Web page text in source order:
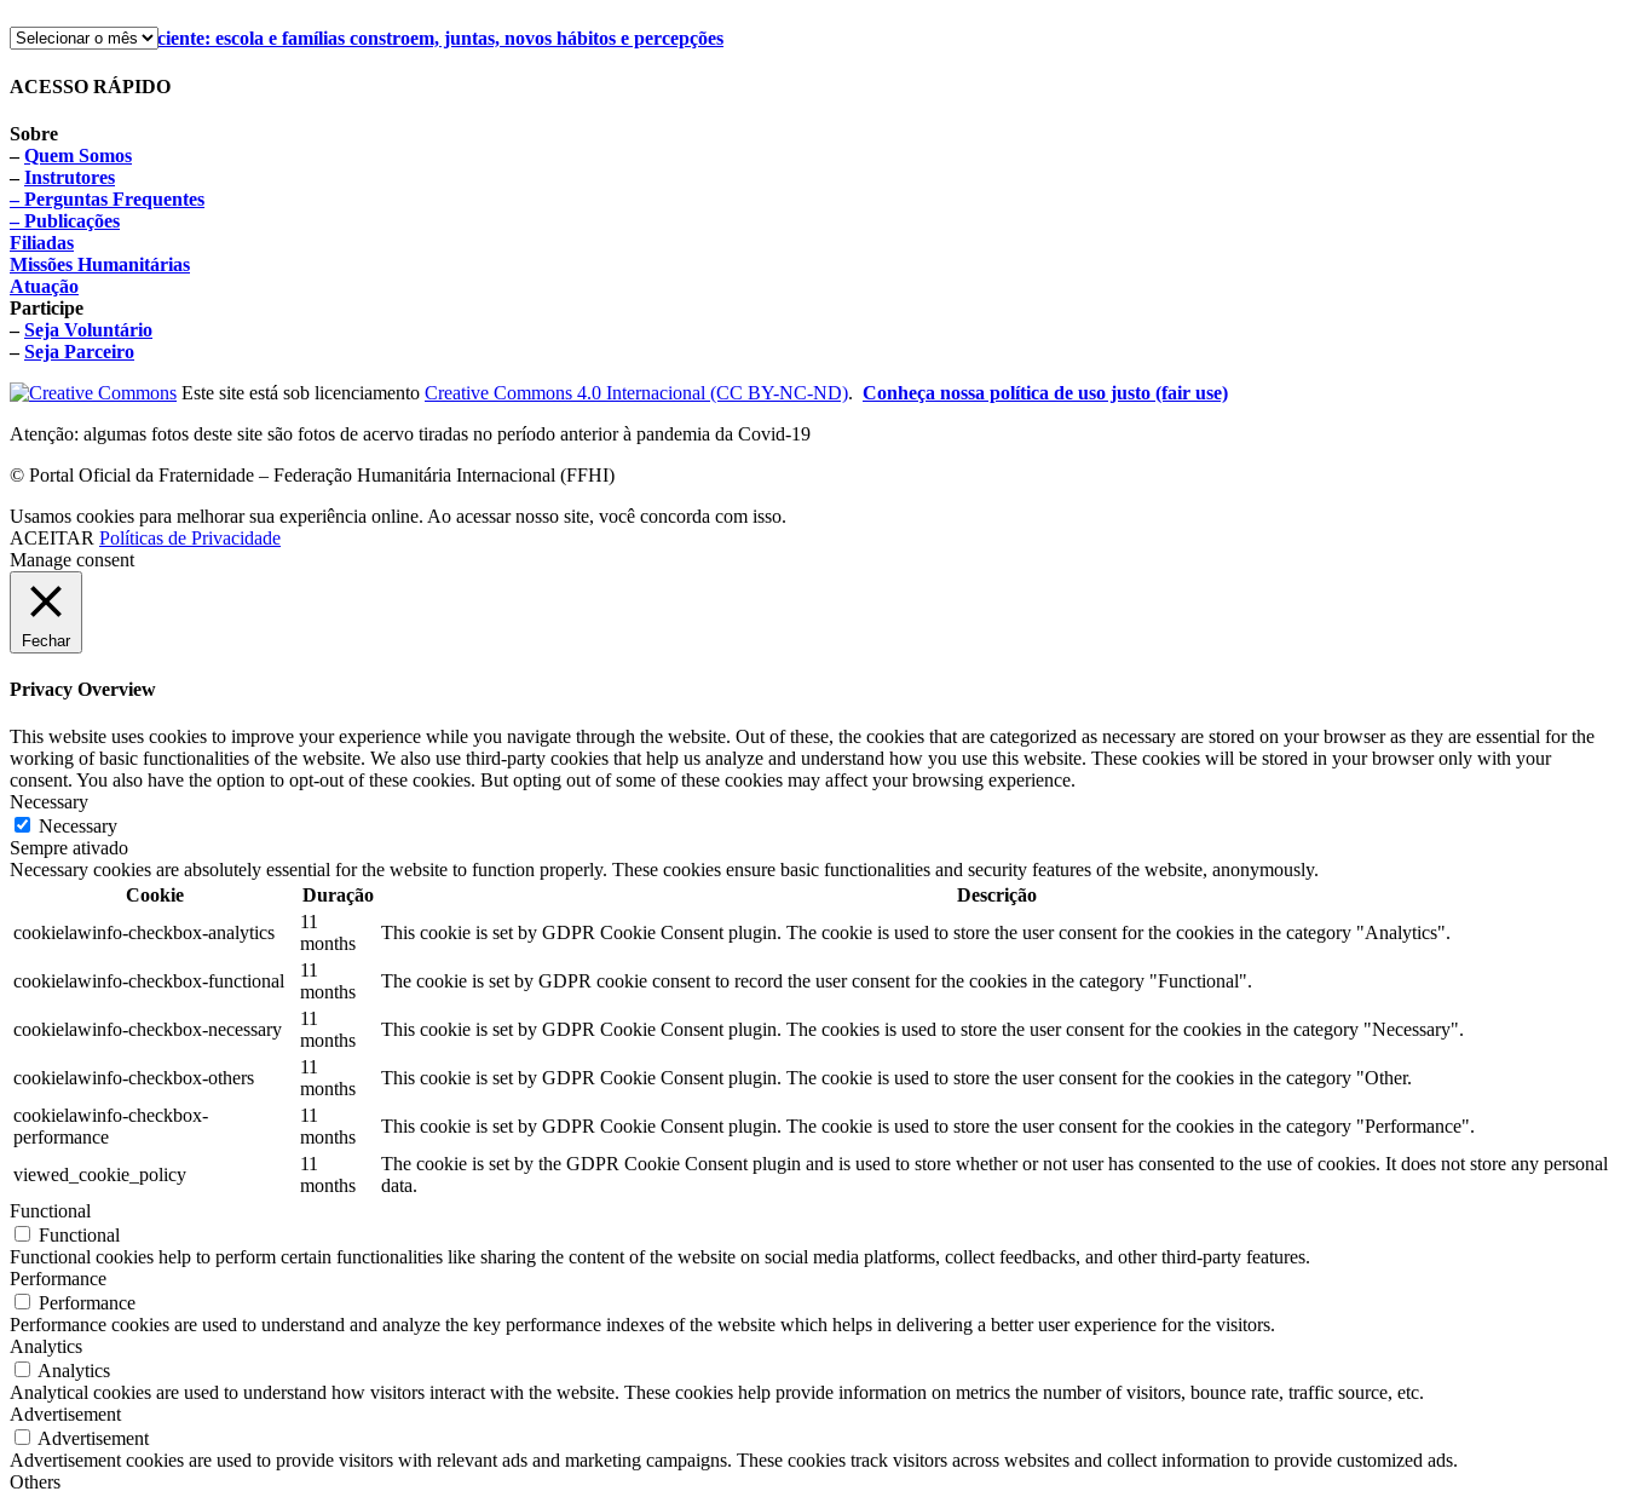
Alimentação consciente: escola e famílias constroem, juntas, novos hábitos e percepções
ACESSO RÁPIDO
Sobre
–Quem Somos
–Instrutores
– Perguntas Frequentes
– Publicações
Filiadas
Missões Humanitárias
Atuação
Participe
–Seja Voluntário
–Seja Parceiro
Este site está sob licenciamento Creative Commons 4.0 Internacional (CC BY-NC-ND). Conheça nossa política de uso justo (fair use)
Atenção: algumas fotos deste site são fotos de acervo tiradas no período anterior à pandemia da Covid-19
© Portal Oficial da Fraternidade – Federação Humanitária Internacional (FFHI)
Usamos cookies para melhorar sua experiência online. Ao acessar nosso site, você concorda com isso.
ACEITAR Políticas de Privacidade
Manage consent
Fechar
Privacy Overview
This website uses cookies to improve your experience while you navigate through the website. Out of these, the cookies that are categorized as necessary are stored on your browser as they are essential for the
working of basic functionalities of the website. We also use third-party cookies that help us analyze and understand how you use this website. These cookies will be stored in your browser only with your
consent. You also have the option to opt-out of these cookies. But opting out of some of these cookies may affect your browsing experience.
Necessary
Necessary
Sempre ativado
Necessary cookies are absolutely essential for the website to function properly. These cookies ensure basic functionalities and security features of the website, anonymously.
Cookie
Duração
Descrição
cookielawinfo-checkbox-analytics
11
months
This cookie is set by GDPR Cookie Consent plugin. The cookie is used to store the user consent for the cookies in the category "Analytics".
cookielawinfo-checkbox-functional
11
months
The cookie is set by GDPR cookie consent to record the user consent for the cookies in the category "Functional".
cookielawinfo-checkbox-necessary
11
months
This cookie is set by GDPR Cookie Consent plugin. The cookies is used to store the user consent for the cookies in the category "Necessary".
cookielawinfo-checkbox-others
11
months
This cookie is set by GDPR Cookie Consent plugin. The cookie is used to store the user consent for the cookies in the category "Other.
cookielawinfo-checkbox-
performance
11
months
This cookie is set by GDPR Cookie Consent plugin. The cookie is used to store the user consent for the cookies in the category "Performance".
viewed_cookie_policy
11
months
The cookie is set by the GDPR Cookie Consent plugin and is used to store whether or not user has consented to the use of cookies. It does not store any personal
data.
Functional
Functional
Functional cookies help to perform certain functionalities like sharing the content of the website on social media platforms, collect feedbacks, and other third-party features.
Performance
Performance
Performance cookies are used to understand and analyze the key performance indexes of the website which helps in delivering a better user experience for the visitors.
Analytics
Analytics
Analytical cookies are used to understand how visitors interact with the website. These cookies help provide information on metrics the number of visitors, bounce rate, traffic source, etc.
Advertisement
Advertisement
Advertisement cookies are used to provide visitors with relevant ads and marketing campaigns. These cookies track visitors across websites and collect information to provide customized ads.
Others